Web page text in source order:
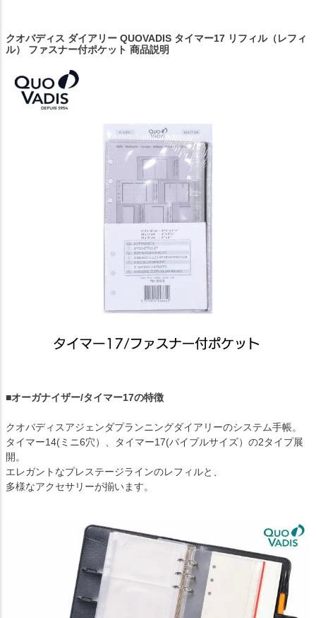
クオバディス ダイアリー QUOVADIS タイマー17 リフィル（レフィ
ル） ファスナー付ポケット 商品説明
■オーガナイザー/タイマー17の特徴
クオバディスアジェンダプランニングダイアリーのシステム手帳。
タイマー14(ミニ6穴）、タイマー17(バイブルサイズ）の2タイプ展
開。
エレガントなプレステージラインのレフィルと、
多様なアクセサリーが揃います。